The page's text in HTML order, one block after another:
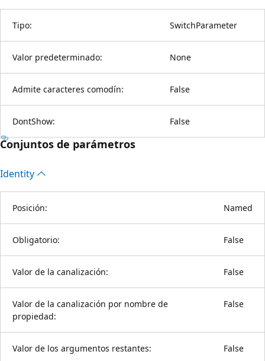
Tipo: SwitchParameter
Valor predeterminado: None
Admite caracteres comodín: False
DontShow: False
Conjuntos de parámetros
Identity
Posición: Named
Obligatorio: False
Valor de la canalización: False
Valor de la canalización por nombre de
propiedad:
False
Valor de los argumentos restantes: False